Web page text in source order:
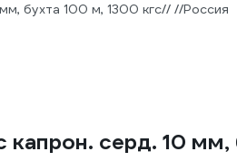
бухта 100 м, 1300 кгс// //Россия
серд. 10 мм,